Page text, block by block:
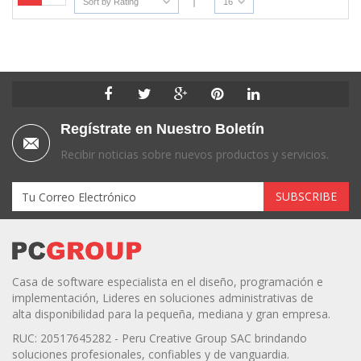
Regístrate en Nuestro Boletín
Recibir noticias sobre nuevos productos y servicios.
Casa de software especialista en el diseño, programación e
implementación, Lideres en soluciones administrativas de
alta disponibilidad para la pequeña, mediana y gran empresa.
RUC: 20517645282 - Peru Creative Group SAC brindando
soluciones profesionales, confiables y de vanguardia.